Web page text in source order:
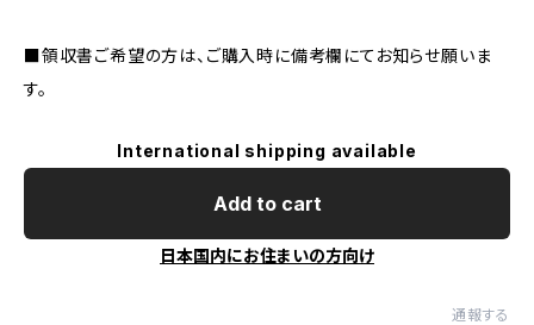
■領収書ご希望の方は、ご購入時に備考欄にてお知らせ願いま
す。
International shipping available
Add to cart
日本国内にお住まいの方向け
通報する